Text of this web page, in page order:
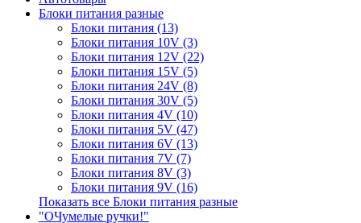
Блоки питания разные
Блоки питания (13)
Блоки питания 10V (3)
Блоки питания 12V (22)
Блоки питания 15V (5)
Блоки питания 24V (8)
Блоки питания 30V (5)
Блоки питания 4V (10)
Блоки питания 5V (47)
Блоки питания 6V (13)
Блоки питания 7V (7)
Блоки питания 8V (3)
Блоки питания 9V (16)
Показать все Блоки питания разные
"ОЧумелые ручки!"